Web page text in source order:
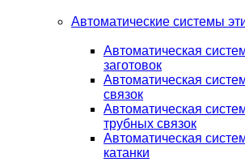
Автоматические системы
Автоматическая
заготовок
Автоматическая
связок
Автоматическая
трубных связок
Автоматическая
катанки